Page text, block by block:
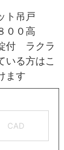
ト吊戸
００高
付 ラクラ
いる方はこ
ます
CAD